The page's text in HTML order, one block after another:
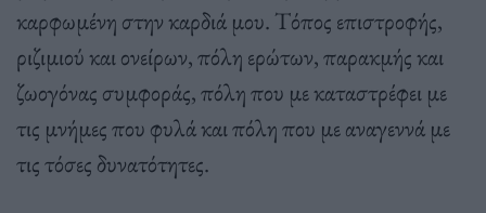
καρφωμένη στην καρδιά μου. Τόπος επιστροφής,
ριζιμιού και ονείρων, πόλη ερώτων, παρακμής και
ζωογόνας συμφοράς, πόλη που με καταστρέφει με
τις μνήμες που φυλά και πόλη που με αναγεννά με
τις τόσες δυνατότητες.